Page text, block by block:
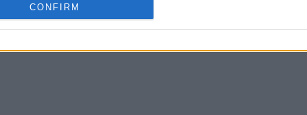
CONFIRM